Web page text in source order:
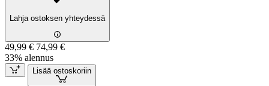
Lahja ostoksen yhteydessä
49,99 € 74,99 €
33% alennus
Lisää ostoskoriin